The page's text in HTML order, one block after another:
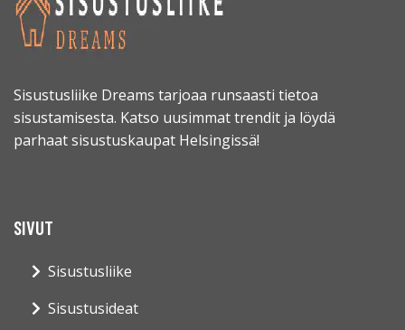
Sisustusliike Dreams tarjoaa runsaasti tietoa
sisustamisesta. Katso uusimmat trendit ja löydä
parhaat sisustuskaupat Helsingissä!
SIVUT
Sisustusliike
Sisustusideat